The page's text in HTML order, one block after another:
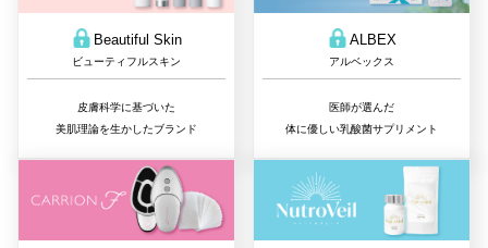
Beautiful Skin
ビューティフルスキン
皮膚科学に基づいた
美肌理論を生かしたブランド
ALBEX
アルベックス
医師が選んだ
体に優しい乳酸菌サプリメント